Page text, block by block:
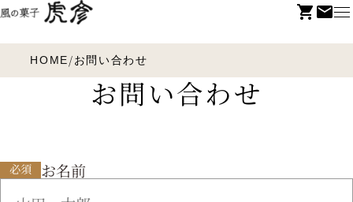
HOME/お問い合わせ
お問い合わせ
必須 お名前